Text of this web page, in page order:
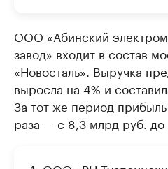
ООО «Абинский
завод» входит в состав
«Новосталь». Выручка
выросла на 4% и
За тот же период
раза — с 8,3 млрд руб.